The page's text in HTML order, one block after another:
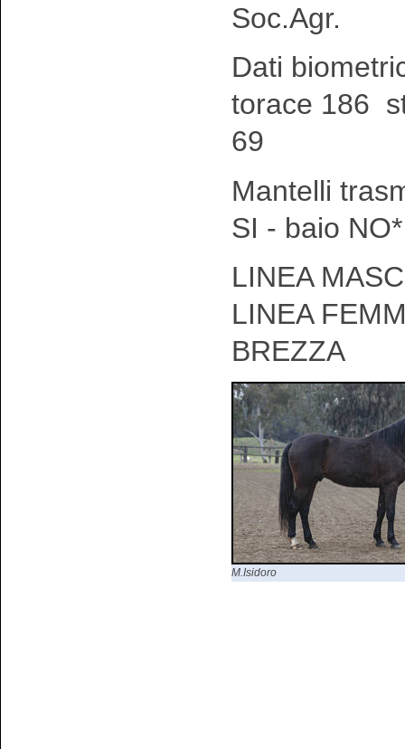
Soc.Agr.
Dati
torace 186
69
Mantelli
SI - baio
LINEA
LINEA
BREZZA
M.Isidoro